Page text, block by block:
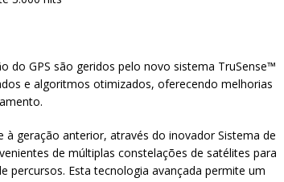
do GPS são geridos pelo novo sistema TruSense™
e algoritmos otimizados, oferecendo melhorias
à geração anterior, através do inovador Sistema de
de múltiplas constelações de satélites para
percursos. Esta tecnologia avançada permite um